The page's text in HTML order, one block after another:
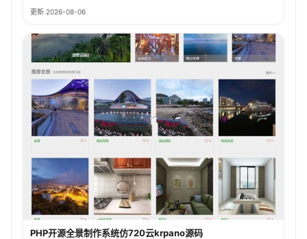
更新 2026-08-06
PHP开源全景制作系统仿720云krpano源码